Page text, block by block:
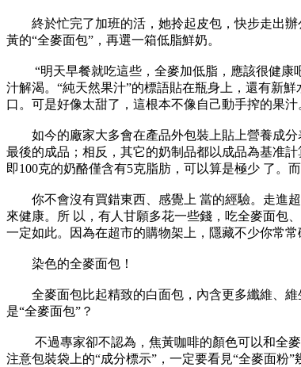
終於忙完了加班的活，她拎起皮包，快步走出辦
黃的“全麥面包”，再選一箱低脂鮮奶。
“明天早餐就吃這些，全麥加低脂，應該很健康吧
汁解渴。“純天然果汁”的標語貼在瓶身上，還有新
口。可是好像太甜了，這根本不像自己動手搾的果
如今的廠家大多會在產品外包裝上貼上營養成分
最後的成品；相反，其它的奶制品都以成品為基准
即100克的奶酪僅含有5克脂肪，可以算是極少 了。
你不會沒有買錯東西、感覺上 當的經驗。走進超
來健康。所 以，有人甘願多花一些錢，吃全麥面包
一定如此。因為在超市的購物架上，隱藏不少你常常
染色的全麥面包！
全麥面包比起精致的白面包，內含更多纖維、維
是“全麥面包”？
不過專家卻不認為，焦黃咖啡的顏色可以和全麥
注意包裝袋上的“成分標示”，一定要看見“全麥面粉